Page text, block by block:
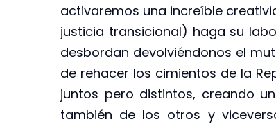
activaremos una increíble
justicia transicional) haga su
desbordan devolviéndonos el
de rehacer los cimientos de la
juntos pero distintos, creando
también de los otros y